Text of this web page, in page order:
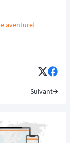
aventure!
Suivant